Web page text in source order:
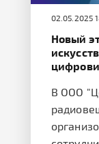
02.05.2025
Новый
В ООО